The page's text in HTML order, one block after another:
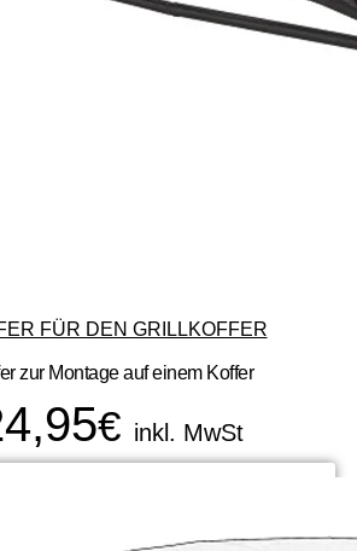
FÜR DEN GRILLKOFFER
zur Montage auf einem Koffer
€ inkl. MwSt